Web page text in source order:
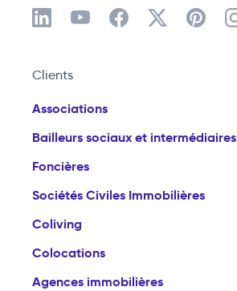
Clients
Associations
Bailleurs sociaux et intermédiaires
Foncières
Sociétés Civiles Immobilières
Coliving
Colocations
Agences immobilières